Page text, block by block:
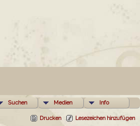
Suchen Medien Info
Drucken Lesezeichen hinzufügen